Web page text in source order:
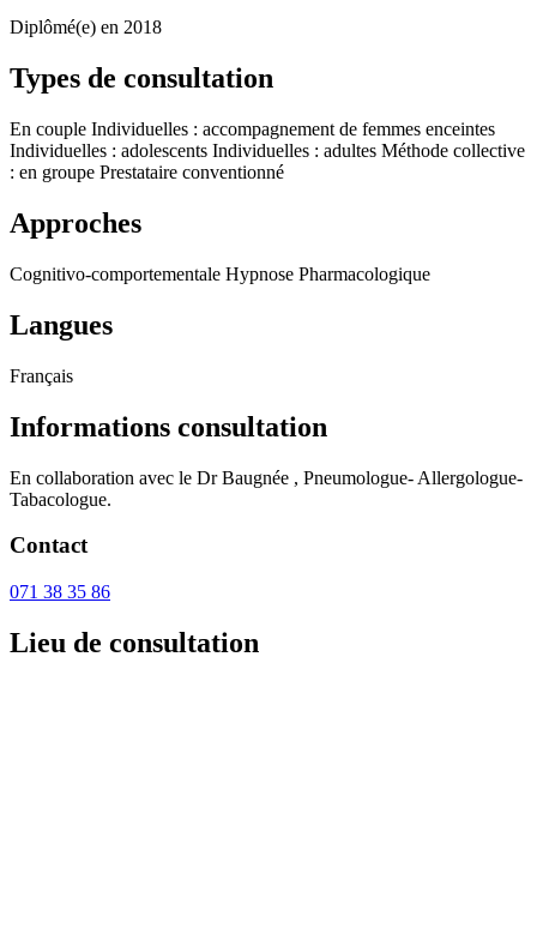
Diplômé(e) en 2018
Types de consultation
En couple Individuelles : accompagnement de femmes enceintes
Individuelles : adolescents Individuelles : adultes Méthode collective
: en groupe Prestataire conventionné
Approches
Cognitivo-comportementale Hypnose Pharmacologique
Langues
Français
Informations consultation
En collaboration avec le Dr Baugnée , Pneumologue- Allergologue-
Tabacologue.
Contact
071 38 35 86
Lieu de consultation